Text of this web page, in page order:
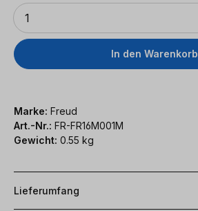
Anzahl
1
In den Warenkorb
Marke: Freud
Art.-Nr.: FR-FR16M001M
Gewicht: 0.55 kg
Lieferumfang